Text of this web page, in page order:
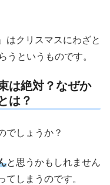
はクリスマスにわざと
うというものです。
は絶対？なぜか
は？
でしょうか？
と思うかもしれません
てしまうのです。